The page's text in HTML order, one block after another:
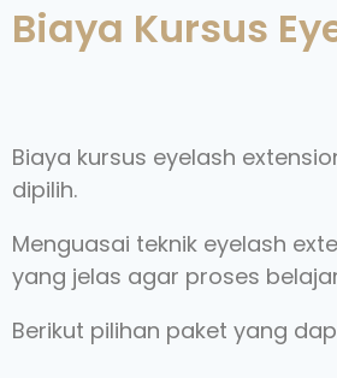
Biaya Kursus
Biaya kursus eyelash
dipilih.
Menguasai teknik eyelash
yang jelas agar proses
Berikut pilihan paket yang